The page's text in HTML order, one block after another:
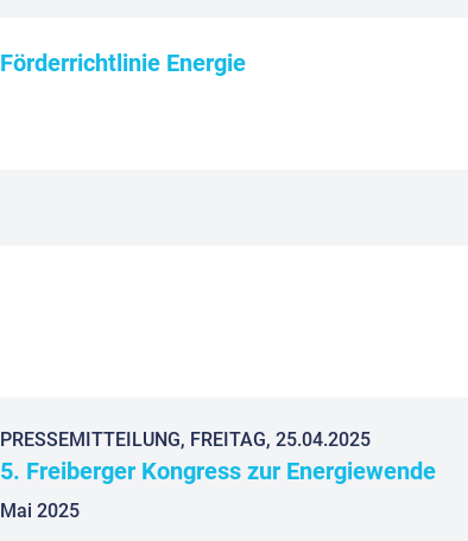
Förderrichtlinie Energie
PRESSEMITTEILUNG, FREITAG, 25.04.2025
5. Freiberger Kongress zur Energiewende
Mai 2025